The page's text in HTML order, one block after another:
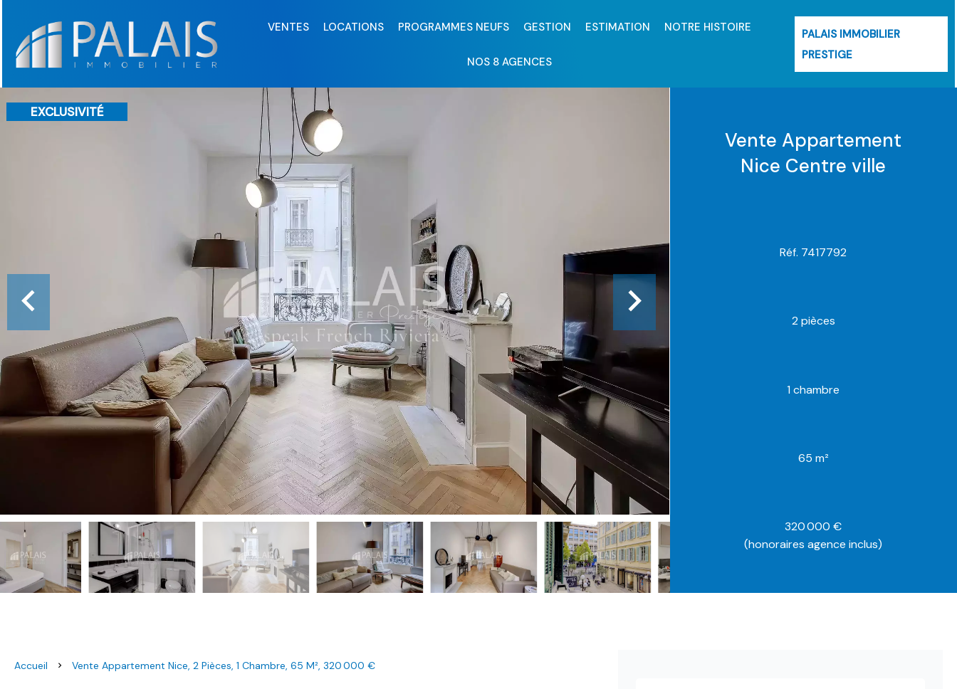
VENTES LOCATIONS PROGRAMMES NEUFS GESTION ESTIMATION NOTRE HISTOIRE
NOS 8 AGENCES
PALAIS IMMOBILIER
PRESTIGE
Vente Appartement
Nice Centre ville
Réf. 7417792
2 pièces
1 chambre
65 m²
320 000 €
(honoraires agence inclus)
VENDU
EXCLUSIVITÉ
Accueil Vente Appartement Nice, 2 Pièces, 1 Chambre, 65 M², 320 000 €